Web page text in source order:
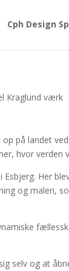
Cph Design
på landet
hvor verden
Esbjerg. Her
og maleri,
selv og at